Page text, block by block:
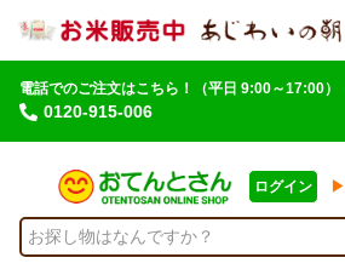
電話でのご注文はこちら！
0120-915-006
（平日 9:00～17:00）
ログイン ▶︎